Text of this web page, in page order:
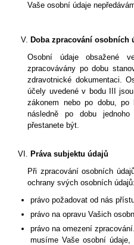
Vaše osobní údaje
Doba zpracování osobních
Osobní údaje obsažené
zpracovávány po dobu
zdravotnické dokumentaci.
účely uvedené v bodu III
zákonem nebo po dobu, po
následně po dobu
přestanete být.
Práva subjektu údajů
Při zpracování osobních
ochrany svých osobních údajů:
právo požadovat od nás
právo na opravu Vašich
právo na omezení
musíme Vaše osobní